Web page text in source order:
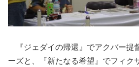
『ジェダイの帰還』でアクバー提
ーズと、『新たなる希望』でフィク